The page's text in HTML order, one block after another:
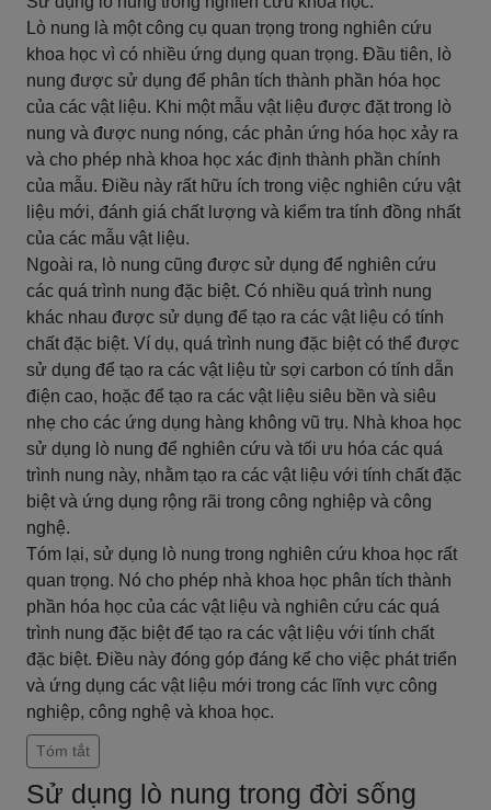
Lò nung là một công cụ quan trọng trong nghiên cứu
khoa học vì có nhiều ứng dụng quan trọng. Đầu tiên, lò
nung được sử dụng để phân tích thành phần hóa học
của các vật liệu. Khi một mẫu vật liệu được đặt trong lò
nung và được nung nóng, các phản ứng hóa học xảy ra
và cho phép nhà khoa học xác định thành phần chính
của mẫu. Điều này rất hữu ích trong việc nghiên cứu vật
liệu mới, đánh giá chất lượng và kiểm tra tính đồng nhất
của các mẫu vật liệu.
Ngoài ra, lò nung cũng được sử dụng để nghiên cứu
các quá trình nung đặc biệt. Có nhiều quá trình nung
khác nhau được sử dụng để tạo ra các vật liệu có tính
chất đặc biệt. Ví dụ, quá trình nung đặc biệt có thể được
sử dụng để tạo ra các vật liệu từ sợi carbon có tính dẫn
điện cao, hoặc để tạo ra các vật liệu siêu bền và siêu
nhẹ cho các ứng dụng hàng không vũ trụ. Nhà khoa học
sử dụng lò nung để nghiên cứu và tối ưu hóa các quá
trình nung này, nhằm tạo ra các vật liệu với tính chất đặc
biệt và ứng dụng rộng rãi trong công nghiệp và công
nghệ.
Tóm lại, sử dụng lò nung trong nghiên cứu khoa học rất
quan trọng. Nó cho phép nhà khoa học phân tích thành
phần hóa học của các vật liệu và nghiên cứu các quá
trình nung đặc biệt để tạo ra các vật liệu với tính chất
đặc biệt. Điều này đóng góp đáng kể cho việc phát triển
và ứng dụng các vật liệu mới trong các lĩnh vực công
nghiệp, công nghệ và khoa học.
Tóm tắt
Sử dụng lò nung trong đời sống